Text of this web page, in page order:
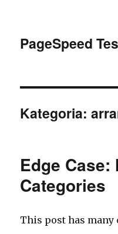
PageSpeed
Kategoria:
Edge Case:
Categories
This post has many